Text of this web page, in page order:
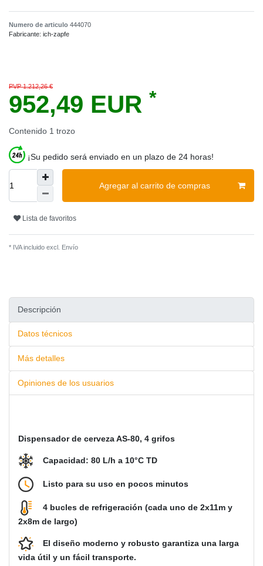
Numero de articulo 444070
Fabricante: ich-zapfe
PVP 1.212,26 €
952,49 EUR *
Contenido 1 trozo
¡Su pedido será enviado en un plazo de 24 horas!
Agregar al carrito de compras
Lista de favoritos
* IVA incluido excl. Envío
Descripción
Datos técnicos
Más detalles
Opiniones de los usuarios
Dispensador de cerveza AS-80, 4 grifos
Capacidad: 80 L/h a 10°C TD
Listo para su uso en pocos minutos
4 bucles de refrigeración (cada uno de 2x11m y
2x8m de largo)
El diseño moderno y robusto garantiza una larga
vida útil y un fácil transporte.